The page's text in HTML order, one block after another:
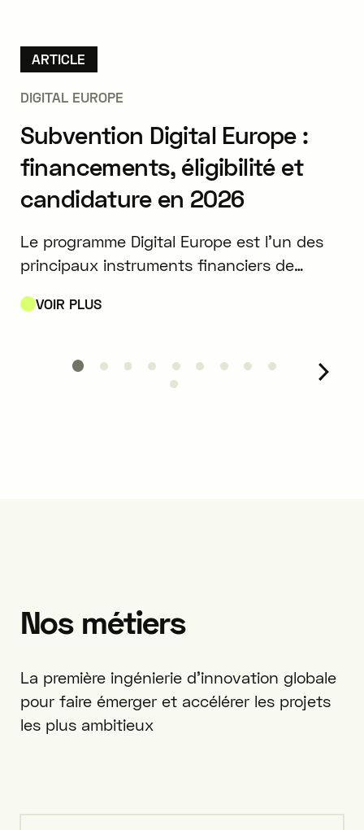
ARTICLE
DIGITAL EUROPE
Subvention Digital Europe :
financements, éligibilité et
candidature en 2026
Le programme Digital Europe est l’un des
principaux instruments financiers de
déploiement de technologies numériques
VOIR PLUS
Nos métiers
La première ingénierie d’innovation globale
pour faire émerger et accélérer les projets
les plus ambitieux